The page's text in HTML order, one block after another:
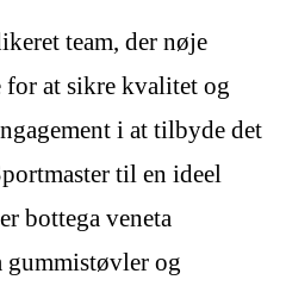
team, der nøje
at sikre kvalitet og
i at tilbyde det
til en ideel
bottega veneta
gummistøvler og